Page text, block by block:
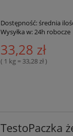
Dostępność:średnia
Wysyłka w:24h robocze
33,28 zł
( 1 kg = 33,28 zł )
TestoPaczka